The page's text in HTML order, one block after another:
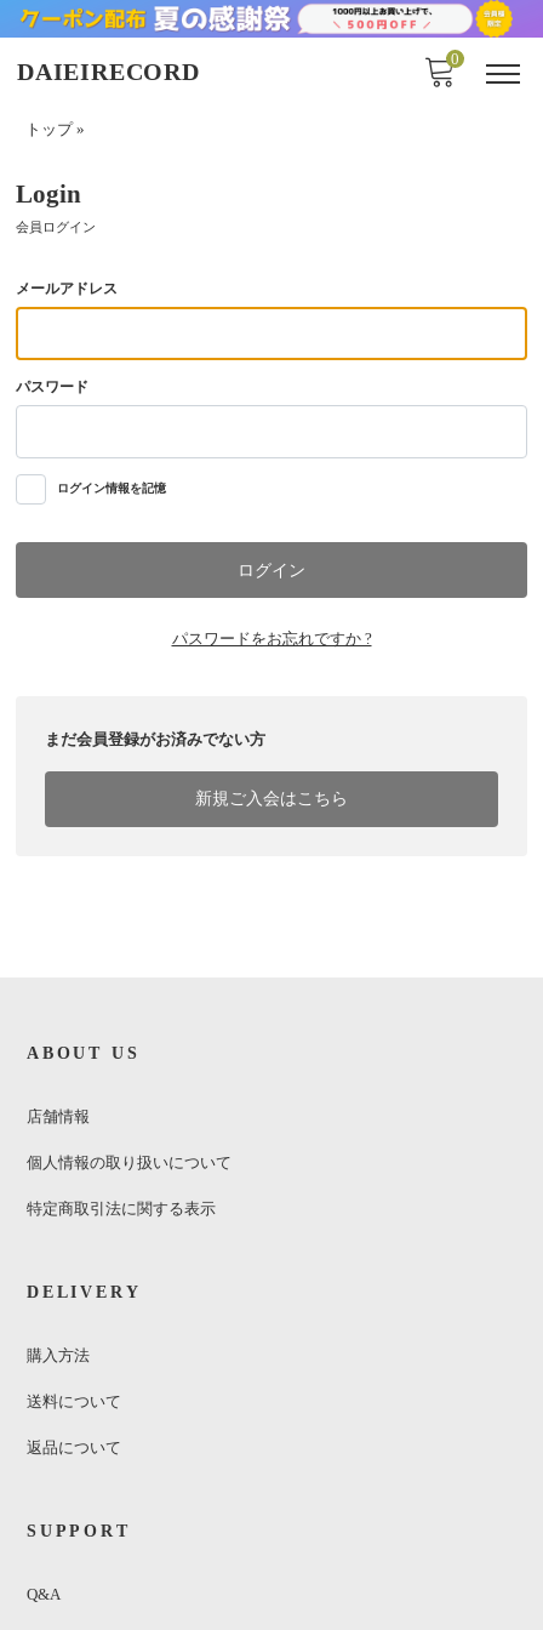
DAIEIRECORD 0
トップ»
Login
会員ログイン
メールアドレス
パスワード
ログイン情報を記憶
パスワードをお忘れですか ?
まだ会員登録がお済みでない方
新規ご入会はこちら
ABOUT US
店舗情報
個人情報の取り扱いについて
特定商取引法に関する表示
DELIVERY
購入方法
送料について
返品について
SUPPORT
Q&A